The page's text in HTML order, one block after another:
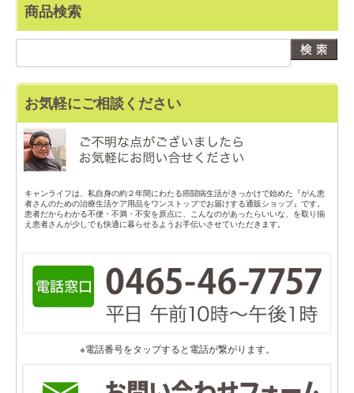
商品検索
お気軽にご相談ください
キャンライフは、私自身の約２年間にわたる癌闘病生活がきっかけで始めた『がん患
者さんのための治療生活ケア用品をワンストップでお届けする通販ショップ』です。
患者だからわかる不便・不満・不安を原点に、こんなのがあったらいいな、を取り揃
え患者さんが少しでも快適に暮らせるようお手伝いさせていただきます。
※電話番号をタップすると電話が繋がります。